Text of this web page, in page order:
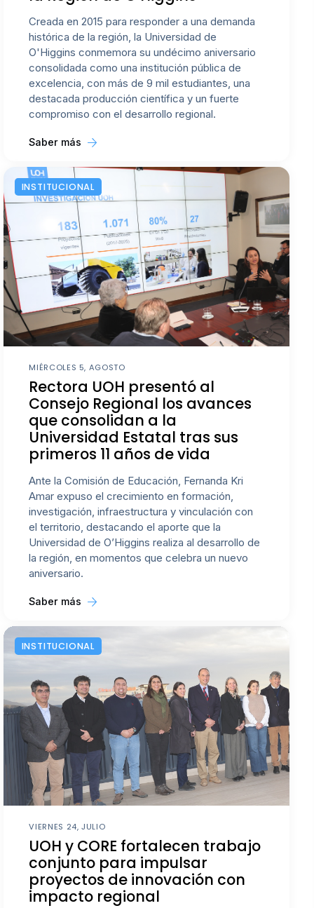
Creada en 2015 para responder a una demanda
histórica de la región, la Universidad de
O'Higgins conmemora su undécimo aniversario
consolidada como una institución pública de
excelencia, con más de 9 mil estudiantes, una
destacada producción científica y un fuerte
compromiso con el desarrollo regional.
Saber más
INSTITUCIONAL
MIÉRCOLES 5, AGOSTO
Rectora UOH presentó al
Consejo Regional los avances
que consolidan a la
Universidad Estatal tras sus
primeros 11 años de vida
Ante la Comisión de Educación, Fernanda Kri
Amar expuso el crecimiento en formación,
investigación, infraestructura y vinculación con
el territorio, destacando el aporte que la
Universidad de O’Higgins realiza al desarrollo de
la región, en momentos que celebra un nuevo
aniversario.
Saber más
INSTITUCIONAL
VIERNES 24, JULIO
UOH y CORE fortalecen trabajo
conjunto para impulsar
proyectos de innovación con
impacto regional